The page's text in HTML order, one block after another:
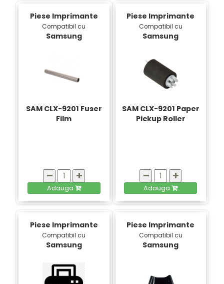
Piese Imprimante
Compatibil cu
Samsung
SAM CLX-9201 Fuser
Film
Adauga
Piese Imprimante
Compatibil cu
Samsung
SAM CLX-9201 Paper
Pickup Roller
Adauga
Piese Imprimante
Compatibil cu
Samsung
Piese Imprimante
Compatibil cu
Samsung